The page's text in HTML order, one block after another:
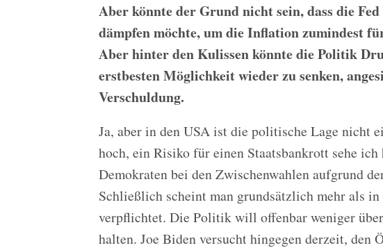
Aber könnte der Grund nicht sein, dass die
dämpfen möchte, um die Inflation zumindest
Aber hinter den Kulissen könnte die Politik
erstbesten Möglichkeit wieder zu senken,
Verschuldung.
Ja, aber in den USA ist die politische Lage nicht
hoch, ein Risiko für einen Staatsbankrott sehe
Demokraten bei den Zwischenwahlen aufgrund
Schließlich scheint man grundsätzlich mehr als
verpflichtet. Die Politik will offenbar weniger
halten. Joe Biden versucht hingegen derzeit, den